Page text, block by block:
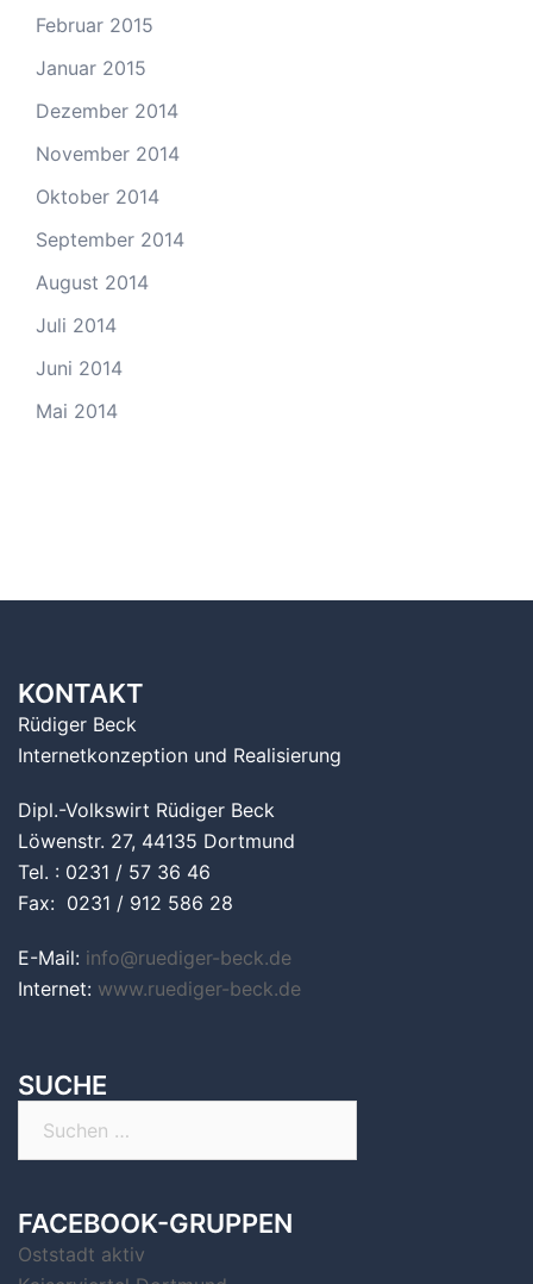
Februar 2015
Januar 2015
Dezember 2014
November 2014
Oktober 2014
September 2014
August 2014
Juli 2014
Juni 2014
Mai 2014
KONTAKT
Rüdiger Beck
Internetkonzeption und Realisierung
Dipl.-Volkswirt Rüdiger Beck
Löwenstr. 27, 44135 Dortmund
Tel. : 0231 / 57 36 46
Fax: 0231 / 912 586 28
E-Mail: info@ruediger-beck.de
Internet: www.ruediger-beck.de
SUCHE
FACEBOOK-GRUPPEN
Oststadt aktiv